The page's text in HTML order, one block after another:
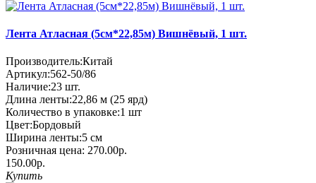
Лента Атласная (5см*22,85м) Вишнёвый, 1 шт.
Производитель:Китай
Артикул:562-50/86
Наличие:23 шт.
Длина ленты:22,86 м (25 ярд)
Количество в упаковке:1 шт
Цвет:Бордовый
Ширина ленты:5 см
Розничная цена: 270.00р.
150.00р.
Купить